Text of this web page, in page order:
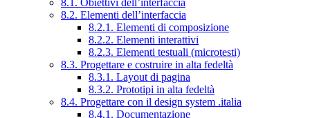
8.1. Obiettivi dell’interfaccia
8.2. Elementi dell’interfaccia
8.2.1. Elementi di composizione
8.2.2. Elementi interattivi
8.2.3. Elementi testuali (microtesti)
8.3. Progettare e costruire in alta fedeltà
8.3.1. Layout di pagina
8.3.2. Prototipi in alta fedeltà
8.4. Progettare con il design system .italia
8.4.1. Documentazione